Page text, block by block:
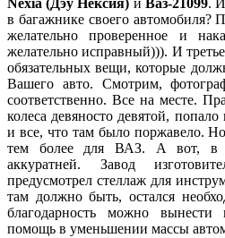
Nexia (Дэу Нексия) и Ваз-21099.
в багажнике своего автомобиля?
желательно проверенное и
желательно исправный))). И
обязательных вещи, которые
Вашего авто. Смотрим,
соответственно. Все на месте.
колеса девяносто девятой,
и все, что там было поржавело.
тем более для ВАЗ. А вот, в
аккуратней. Завод
предусмотрел стеллаж для
там должно быть, остался
благодарность можно вынести
помощь в уменьшении массы